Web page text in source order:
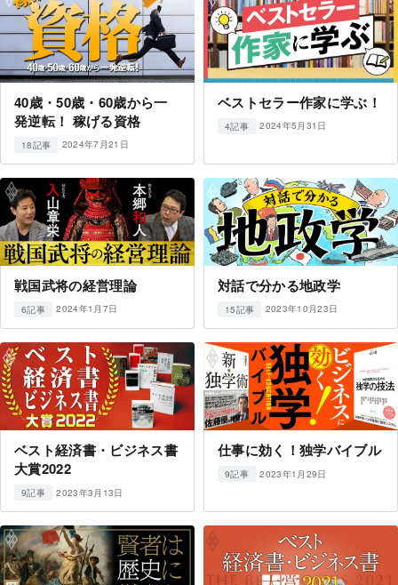
40歳・50歳・60歳から一
発逆転！ 稼げる資格
18記事 2024年7月21日
ベストセラー作家に学ぶ！
4記事 2024年5月31日
戦国武将の経営理論
6記事 2024年1月7日
対話で分かる地政学
15記事 2023年10月23日
ベスト経済書・ビジネス書
大賞2022
9記事 2023年3月13日
仕事に効く！独学バイブル
9記事 2023年1月29日